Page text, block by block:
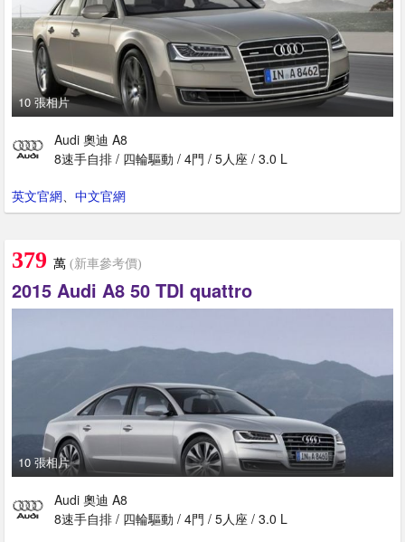
10 張相片
Audi 奧迪 A8
8速手自排 / 四輪驅動 / 4門 / 5人座 / 3.0 L
英文官網、 中文官網
379 萬 (新車參考價)
2015 Audi A8 50 TDI quattro
10 張相片
Audi 奧迪 A8
8速手自排 / 四輪驅動 / 4門 / 5人座 / 3.0 L